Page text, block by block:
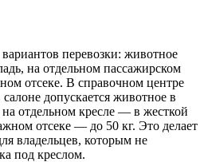
перевозки: животное
на отдельном пассажирском
отсеке. В справочном центре
допускается животное в
на отдельном кресле — в жесткой
отсеке — до 50 кг. Это делает
владельцев, которым не
под креслом.